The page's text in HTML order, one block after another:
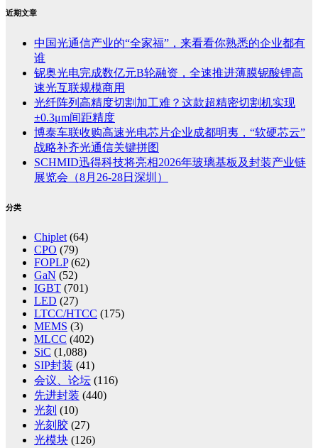
近期文章
中国光通信产业的“全家福”，来看看你熟悉的企业都有
谁
铌奥光电完成数亿元B轮融资，全速推进薄膜铌酸锂高
速光互联规模商用
光纤阵列高精度切割加工难？这款超精密切割机实现
±0.3μm间距精度
博泰车联收购高速光电芯片企业成都明夷，“软硬芯云”
战略补齐光通信关键拼图
SCHMID迅得科技将亮相2026年玻璃基板及封装产业链
展览会（8月26-28日深圳）
分类
Chiplet (64)
CPO (79)
FOPLP(62)
GaN (52)
IGBT (701)
LED (27)
LTCC/HTCC (175)
MEMS (3)
MLCC (402)
SiC (1,088)
SIP封装 (41)
会议、论坛 (116)
先进封装 (440)
光刻 (10)
光刻胶 (27)
光模块 (126)